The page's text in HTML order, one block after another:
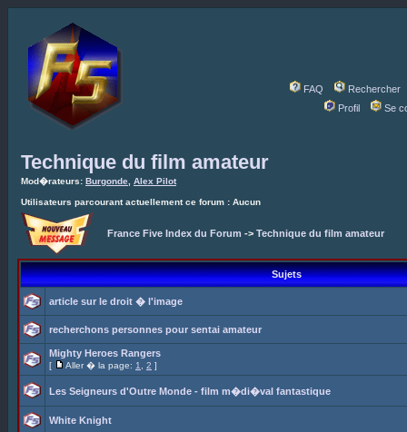
FAQ
Rechercher
Profil
Se
Technique du film amateur
Mod�rateurs: Burgonde Alex Pilot
Utilisateurs parcourant actuellement ce forum : Aucun
France Five Index du Forum -> Technique du film amateur
Sujets
article sur le droit � l'image
recherchons personnes pour sentai amateur
Mighty Heroes Rangers
[ Aller � la page: 1 2 ]
Les Seigneurs d'Outre Monde - film m�di�val fantastique
White Knight